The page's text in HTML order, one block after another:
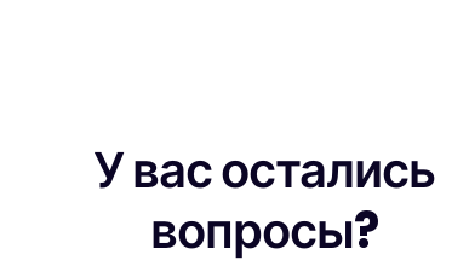
У вас остались
вопросы?